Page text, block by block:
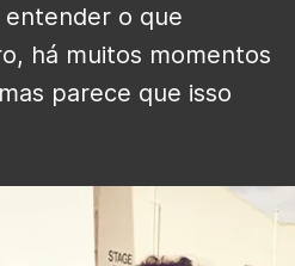
o que
há muitos momentos
parece que isso